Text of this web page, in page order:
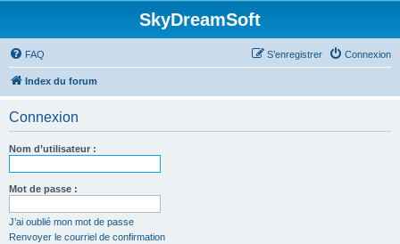
SkyDreamSoft
FAQ Connexion
S’enregistrer
Index du forum
Connexion
Nom d’utilisateur :
Mot de passe :
J’ai oublié mon mot de passe
Renvoyer le courriel de confirmation